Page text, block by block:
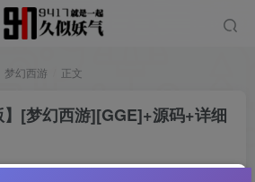
梦幻西游 正文
】[梦幻西游][GGE]+源码+详细